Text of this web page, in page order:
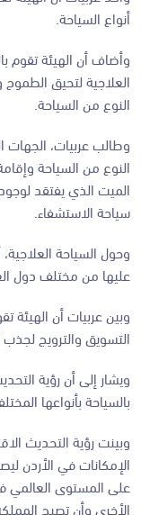
أنواع السياحة.
وأضاف أن الهيئة تقوم
العلاجية لتحيق
النوع من السياحة.
وطالب عربيات، الجهات
النوع من السياحة
الميت الذي يفتقد
سياحة الاستشفاء.
وحول السياحة
عليها من مختلف دول
وبين عربيات أن
التسويق والترويج
ويشار إلى أن رؤية
بالسياحة بأنواعها
وبينت رؤية التحديث
الإمكانات في الأردن
على المستوى العالمي
الأخرى وأن تصبح